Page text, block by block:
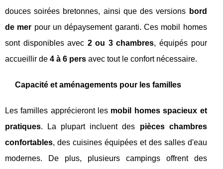
douces soirées bretonnes, ainsi que des versions bord
de mer pour un dépaysement garanti. Ces mobil homes
sont disponibles avec 2 ou 3 chambres, équipés pour
accueillir de 4 à 6 pers avec tout le confort nécessaire.
Capacité et aménagements pour les familles
Les familles apprécieront les mobil homes spacieux et
pratiques. La plupart incluent des pièces chambres
confortables, des cuisines équipées et des salles d'eau
modernes. De plus, plusieurs campings offrent des